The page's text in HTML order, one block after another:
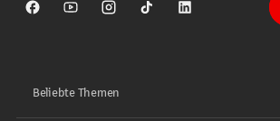
Sparkasse auf Facebook
Sparkasse auf Youtube
Sparkasse auf Instagram
Sparkasse auf TikTok
Sparkasse auf
Beliebte Themen